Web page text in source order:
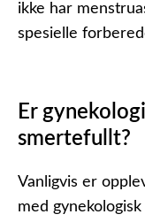
ikke har
spesielle
Er
smertefullt?
Vanligvis er
med